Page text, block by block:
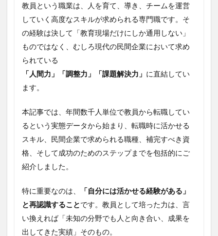
教員という職業は、人を育て、導き、チームを運営
していく高度なスキルが求められる専門職です。そ
の経験は決して「教育現場だけにしか通用しない」
ものではなく、むしろ現代の民間企業において求め
られている
「人間力」「調整力」「課題解決力」 に直結してい
ます。
本記事では、年間数千人単位で教員から転職してい
るという実態データから始まり、転職時に活かせる
スキル、民間企業で求められる職種、補完すべき資
格、そして成功のためのステップまでを包括的にご
紹介しました。
特に重要なのは、
「自分には活かせる経験がある」
と再認識することです。教員として培った力は、言
い換えれば「未知の分野でも人と向き合い、成果を
出してきた実績」そのもの。